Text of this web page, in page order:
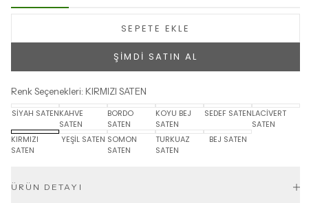
SEPETE EKLE
ŞİMDİ SATIN AL
Renk Seçenekleri: KIRMIZI SATEN
SİYAH SATENKAHVE
SATEN
BORDO
SATEN
KOYU BEJ
SATEN
SEDEF SATENLACİVERT
SATEN
KIRMIZI
SATEN
YEŞİL SATEN SOMON
SATEN
TURKUAZ
SATEN
BEJ SATEN
ÜRÜN DETAYI